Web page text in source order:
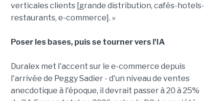
verticales clients [grande distribution, cafés-hotels-
restaurants, e-commerce]. »
Poser les bases, puis se tourner vers l'IA
Duralex met l'accent sur le e-commerce depuis
l'arrivée de Peggy Sadier - d'un niveau de ventes
anecdotique à l'époque, il devrait passer à 20 à 25%